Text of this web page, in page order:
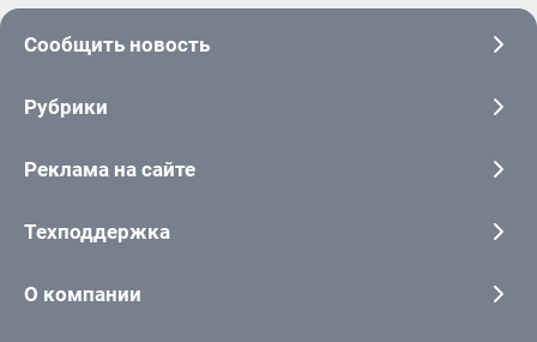
Сообщить новость
Рубрики
Реклама на сайте
Техподдержка
О компании